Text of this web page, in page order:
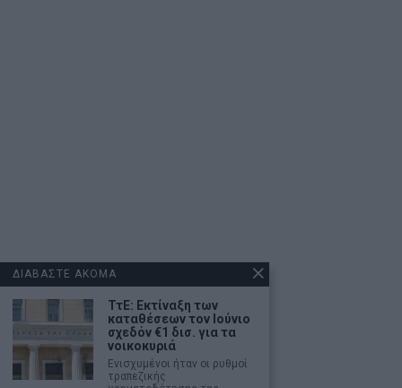
ΔΙΑΒΑΣΤΕ ΑΚΟΜΑ
ΤτΕ: Εκτίναξη των
καταθέσεων τον Ιούνιο
σχεδόν €1 δισ. για τα
νοικοκυριά
Ενισχυμένοι ήταν οι ρυθμοί
τραπεζικής